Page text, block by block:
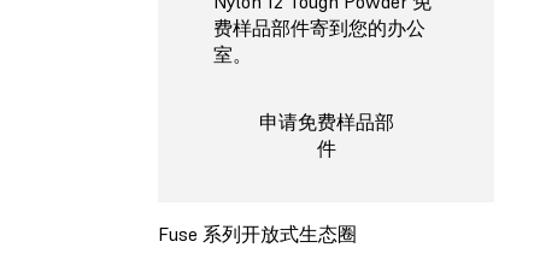
费样品部件寄到您的办公
室。
申请免费样品部
件
Fuse 系列开放式生态圈